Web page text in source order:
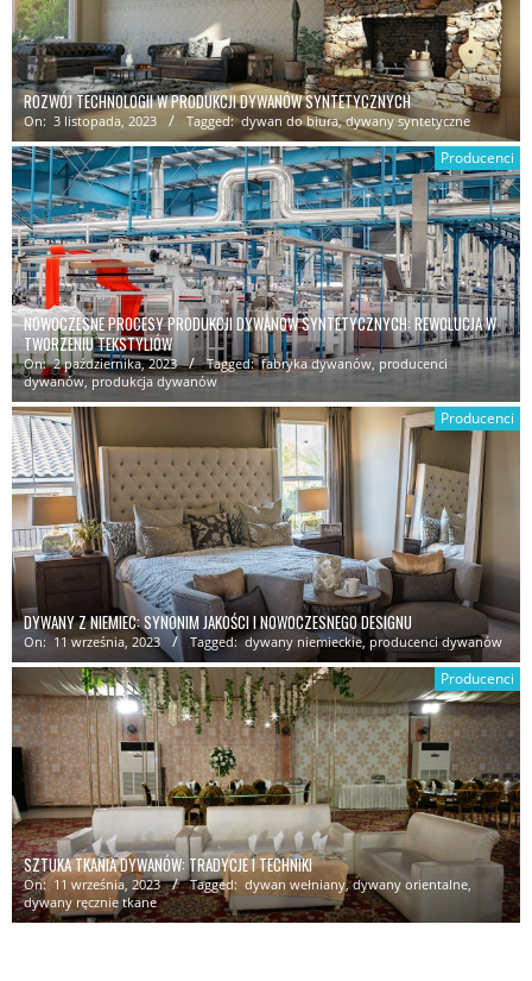
ROZWÓJ TECHNOLOGII W PRODUKCJI DYWANÓW SYNTETYCZNYCH
On: 3 listopada, 2023 Tagged: dywan do biura,dywany syntetyczne
Producenci
NOWOCZESNE PROCESY PRODUKCJI DYWANÓW SYNTETYCZNYCH: REWOLUCJA W
TWORZENIU TEKSTYLIÓW
On: 2 października, 2023 Tagged: fabryka dywanów producenci
dywanów,produkcja dywanów
Producenci
DYWANY Z NIEMIEC: SYNONIM JAKOŚCI I NOWOCZESNEGO DESIGNU
On: 11 września, 2023 Tagged: dywany niemieckie producenci dywanów
Producenci
SZTUKA TKANIA DYWANÓW: TRADYCJE I TECHNIKI
On: 11 września, 2023 Tagged: dywan wełniany,dywany orientalne
dywany ręcznie tkane